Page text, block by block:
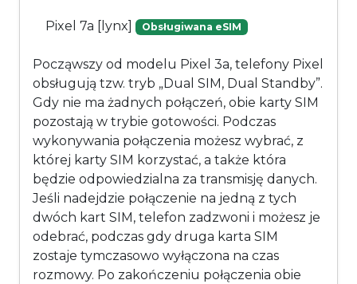
Pixel 7a [lynx] Obsługiwana eSIM
Począwszy od modelu Pixel 3a, telefony Pixel
obsługują tzw. tryb „Dual SIM, Dual Standby”.
Gdy nie ma żadnych połączeń, obie karty SIM
pozostają w trybie gotowości. Podczas
wykonywania połączenia możesz wybrać, z
której karty SIM korzystać, a także która
będzie odpowiedzialna za transmisję danych.
Jeśli nadejdzie połączenie na jedną z tych
dwóch kart SIM, telefon zadzwoni i możesz je
odebrać, podczas gdy druga karta SIM
zostaje tymczasowo wyłączona na czas
rozmowy. Po zakończeniu połączenia obie